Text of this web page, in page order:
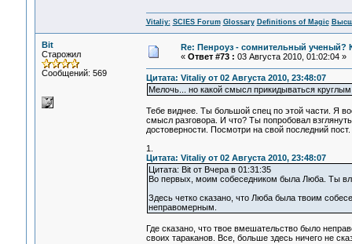
Vitaliy: SCIES Forum Glossary Definitions of Magic
Bit
Старожил
Сообщений: 569
Re: Пенроуз - сомнительный ученый?
« Ответ #73 : 03 Августа 2010, 01:02:04 »
Цитата: Vitaliy от 02 Августа 2010, 23:48:07
Мелочь... но какой смысл прикидываться
Тебе виднее. Ты большой спец по этой части. Я
смысл разговора. И что? Ты попробовал
достоверности. Посмотри на свой последний пост.
1.
Цитата: Vitaliy от 02 Августа 2010, 23:48:07
Цитата: Bit от Вчера в 01:31:35
Во первых, моим собеседником была Люба. Ты
Здесь четко сказано, что Люба была твоим
неправомерным.
Где сказано, что твое вмешательство было
своих тараканов. Все, больше здесь ничего не